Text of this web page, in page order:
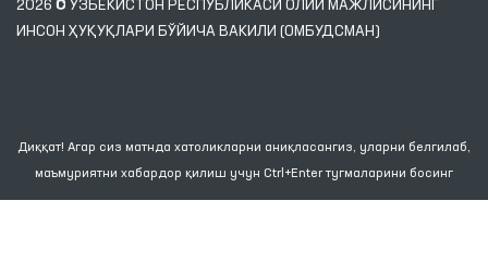
2026 © ЎЗБЕКИСТОН РЕСПУБЛИКАСИ ОЛИЙ МАЖЛИСИНИНГ
ИНСОН ҲУҚУҚЛАРИ БЎЙИЧА ВАКИЛИ (ОМБУДСМАН)
Диққат! Агар сиз матнда хатоликларни аниқласангиз, уларни белгилаб,
маъмуриятни хабардор қилиш учун Ctrl+Enter тугмаларини босинг